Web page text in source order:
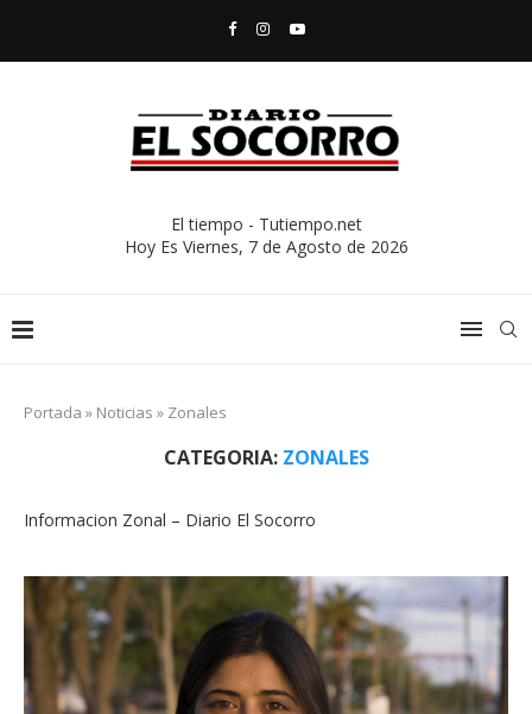
El tiempo - Tutiempo.net
Hoy Es Viernes, 7 de Agosto de 2026
Portada » Noticias » Zonales
CATEGORIA: ZONALES
Informacion Zonal – Diario El Socorro